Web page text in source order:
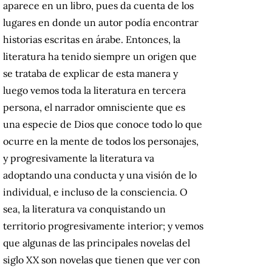
aparece en un libro, pues da cuenta de los
lugares en donde un autor podía encontrar
historias escritas en árabe. Entonces, la
literatura ha tenido siempre un origen que
se trataba de explicar de esta manera y
luego vemos toda la literatura en tercera
persona, el narrador omnisciente que es
una especie de Dios que conoce todo lo que
ocurre en la mente de todos los personajes,
y progresivamente la literatura va
adoptando una conducta y una visión de lo
individual, e incluso de la consciencia. O
sea, la literatura va conquistando un
territorio progresivamente interior; y vemos
que algunas de las principales novelas del
siglo XX son novelas que tienen que ver con